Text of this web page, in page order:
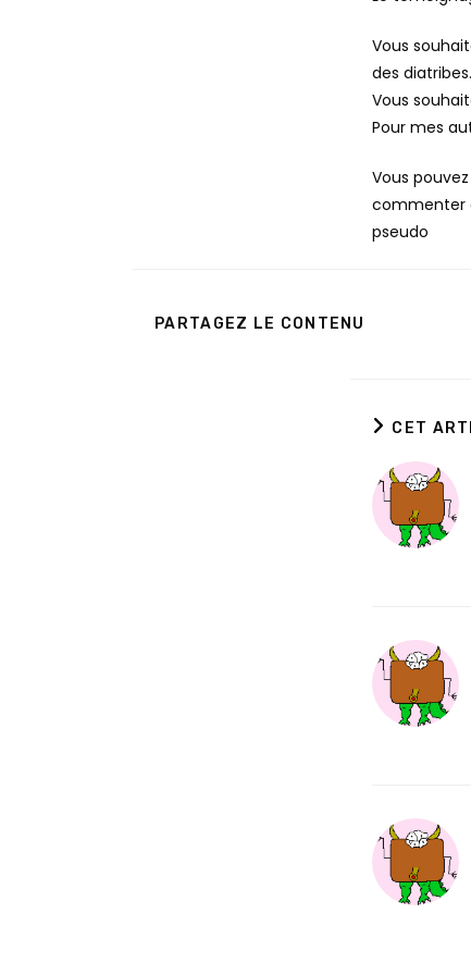
Vous
des diatribes.
Vous
Pour mes
Vous
commenter
pseudo
PARTAGEZ LE CONTENU
CET